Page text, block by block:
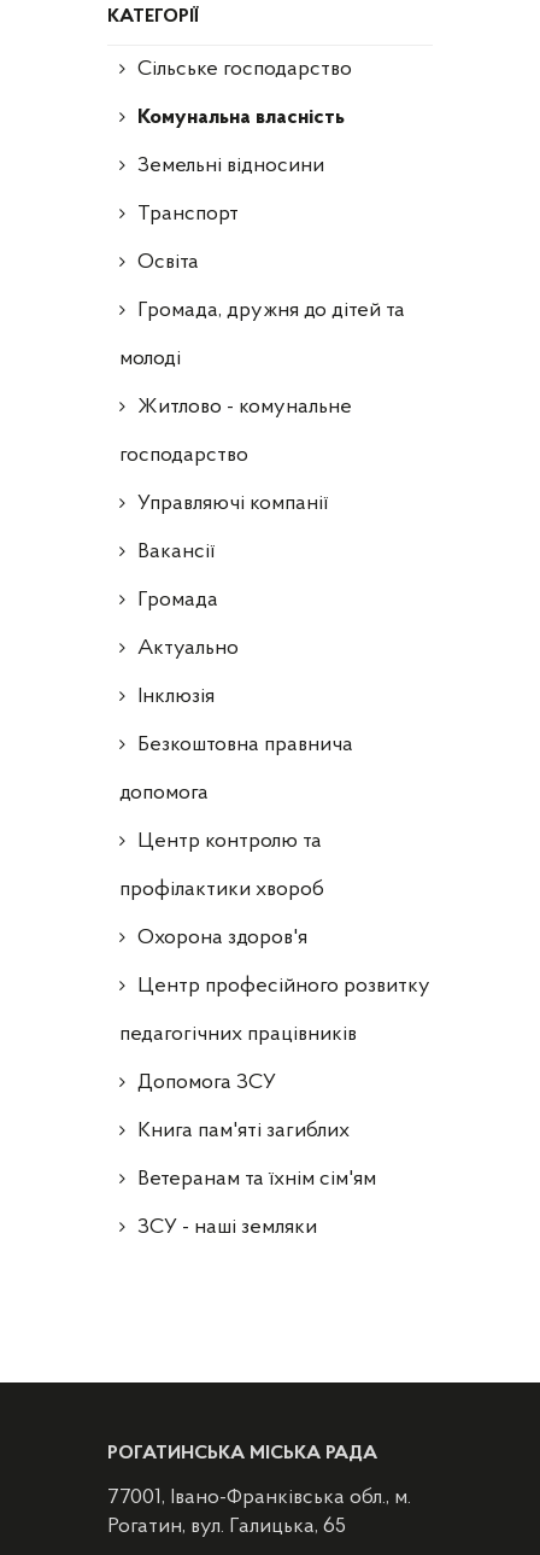
КАТЕГОРІЇ
Сільське господарство
Комунальна власність
Земельні відносини
Транспорт
Освіта
Громада, дружня до дітей та
молоді
Житлово - комунальне
господарство
Управляючі компанії
Ваканcії
Громада
Актуально
Інклюзія
Безкоштовна правнича
допомога
Центр контролю та
профілактики хвороб
Охорона здоров'я
Центр професійного розвитку
педагогічних працівників
Допомога ЗСУ
Книга пам'яті загиблих
Ветеранам та їхнім сім'ям
ЗСУ - наші земляки
РОГАТИНСЬКА МІСЬКА РАДА
77001, Івано-Франківська обл., м.
Рогатин, вул. Галицька, 65